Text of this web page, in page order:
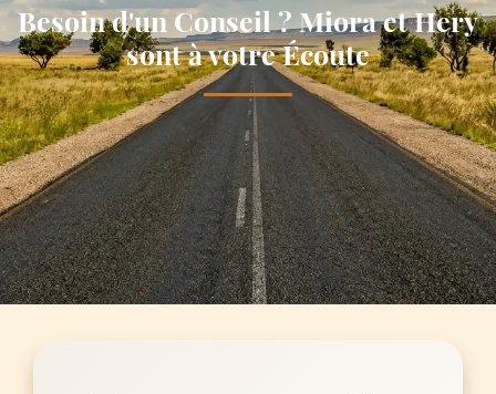
Besoin d'un Conseil ? Miora et Hery
sont à votre Écoute